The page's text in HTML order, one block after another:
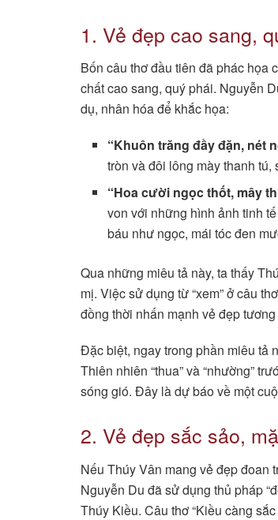
1. Vẻ đẹp cao sang,
Bốn câu thơ đầu tiên đã phác họa
chất cao sang, quý phái. Nguyễn
dụ, nhân hóa để khắc họa:
“Khuôn trăng đầy đặn, nét
tròn và đôi lông mày thanh tú,
“Hoa cười ngọc thốt, mây
von với những hình ảnh tinh
báu như ngọc, mái tóc đen
Qua những miêu tả này, ta thấy
mị. Việc sử dụng từ “xem” ở câu
đồng thời nhấn mạnh vẻ đẹp
Đặc biệt, ngay trong phần miêu tả
Thiên nhiên “thua” và “nhường”
sóng gió. Đây là dự báo về một
2. Vẻ đẹp sắc sảo,
Nếu Thúy Vân mang vẻ đẹp đoan
Nguyễn Du đã sử dụng thủ pháp
Thúy Kiều. Câu thơ “Kiều càng